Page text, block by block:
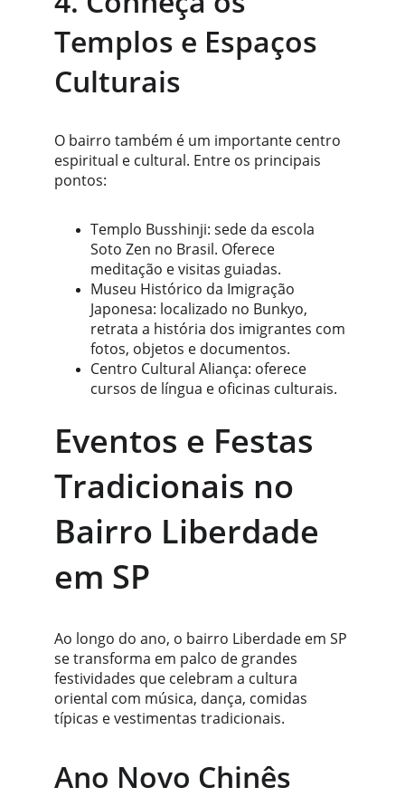
Templos e Espaços
Culturais
O bairro também é um importante centro
espiritual e cultural. Entre os principais
pontos:
Templo Busshinji: sede da escola
Soto Zen no Brasil. Oferece
meditação e visitas guiadas.
Museu Histórico da Imigração
Japonesa: localizado no Bunkyo,
retrata a história dos imigrantes com
fotos, objetos e documentos.
Centro Cultural Aliança: oferece
cursos de língua e oficinas culturais.
Eventos e Festas
Tradicionais no
Bairro Liberdade
em SP
Ao longo do ano, o bairro Liberdade em SP
se transforma em palco de grandes
festividades que celebram a cultura
oriental com música, dança, comidas
típicas e vestimentas tradicionais.
Ano Novo Chinês